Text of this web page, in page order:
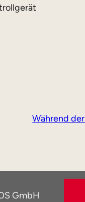
Während
GmbH